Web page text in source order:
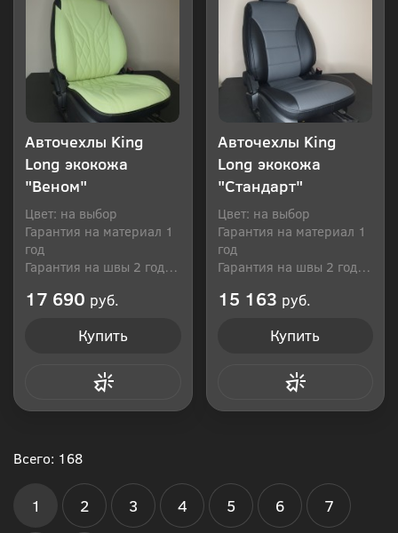
Авточехлы King
Long экокожа
"Веном"
Цвет: на выбор
Гарантия на материал 1
год
Гарантия на швы 2 года
17 690 руб.
Купить
Авточехлы King
Long экокожа
"Стандарт"
Цвет: на выбор
Гарантия на материал 1
год
Гарантия на швы 2 года
15 163 руб.
Купить
Всего: 168
1 2 3 4 5 6 7